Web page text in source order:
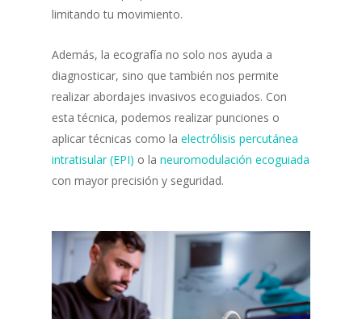
limitando tu movimiento.
Además, la ecografía no solo nos ayuda a
diagnosticar, sino que también nos permite
realizar abordajes invasivos ecoguiados. Con
esta técnica, podemos realizar punciones o
aplicar técnicas como laelectrólisis percutánea
intratisular (EPI) o laneuromodulación ecoguiada
con mayor precisión y seguridad.